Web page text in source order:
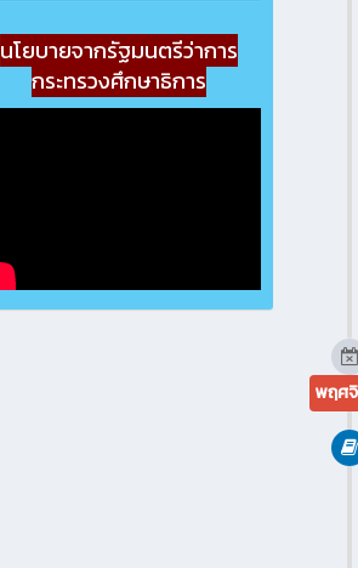
นโยบายจากรัฐมนตรีว่าการ
กระทรวงศึกษาธิการ
พฤศ